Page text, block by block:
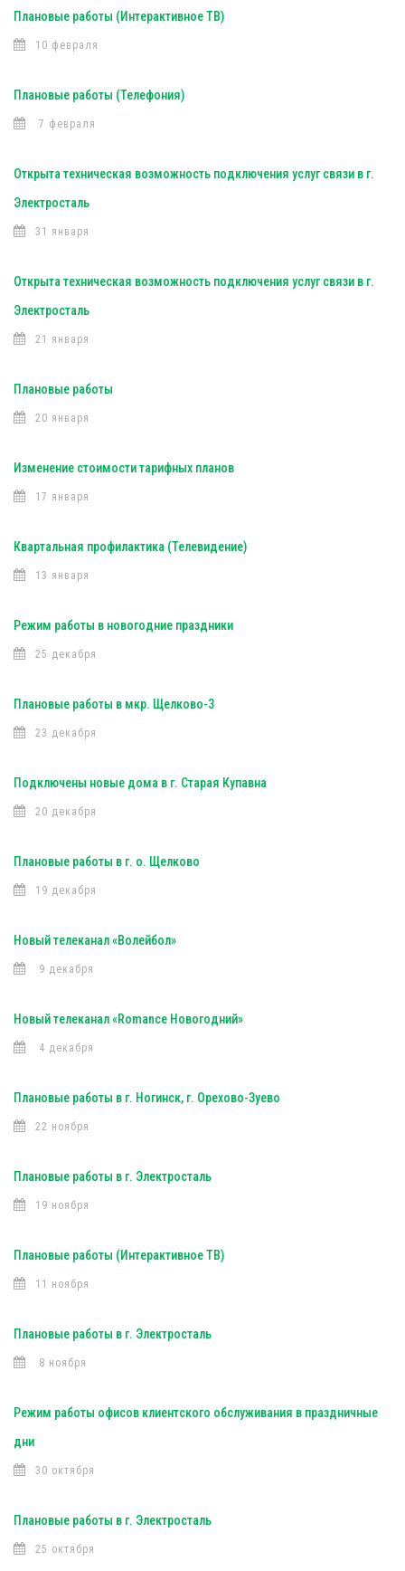
Плановые работы (Интерактивное ТВ)
10 февраля
Плановые работы (Телефония)
7 февраля
Открыта техническая возможность подключения услуг связи в г.
Электросталь
31 января
Открыта техническая возможность подключения услуг связи в г.
Электросталь
21 января
Плановые работы
20 января
Изменение стоимости тарифных планов
17 января
Квартальная профилактика (Телевидение)
13 января
Режим работы в новогодние праздники
25 декабря
Плановые работы в мкр. Щелково-3
23 декабря
Подключены новые дома в г. Старая Купавна
20 декабря
Плановые работы в г. о. Щелково
19 декабря
Новый телеканал «Волейбол»
9 декабря
Новый телеканал «Romance Новогодний»
4 декабря
Плановые работы в г. Ногинск, г. Орехово-Зуево
22 ноября
Плановые работы в г. Электросталь
19 ноября
Плановые работы (Интерактивное ТВ)
11 ноября
Плановые работы в г. Электросталь
8 ноября
Режим работы офисов клиентского обслуживания в праздничные
дни
30 октября
Плановые работы в г. Электросталь
25 октября